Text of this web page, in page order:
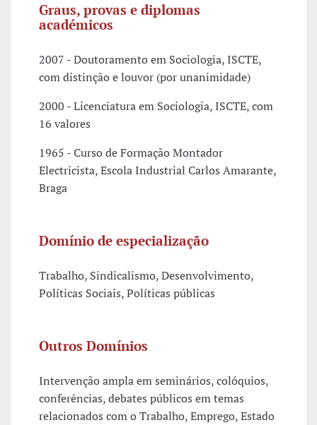
Graus, provas e diplomas
académicos
2007 - Doutoramento em Sociologia, ISCTE,
com distinção e louvor (por unanimidade)
2000 - Licenciatura em Sociologia, ISCTE, com
16 valores
1965 - Curso de Formação Montador
Electricista, Escola Industrial Carlos Amarante,
Braga
Domínio de especialização
Trabalho, Sindicalismo, Desenvolvimento,
Políticas Sociais, Políticas públicas
Outros Domínios
Intervenção ampla em seminários, colóquios,
conferências, debates públicos em temas
relacionados com o Trabalho, Emprego, Estado